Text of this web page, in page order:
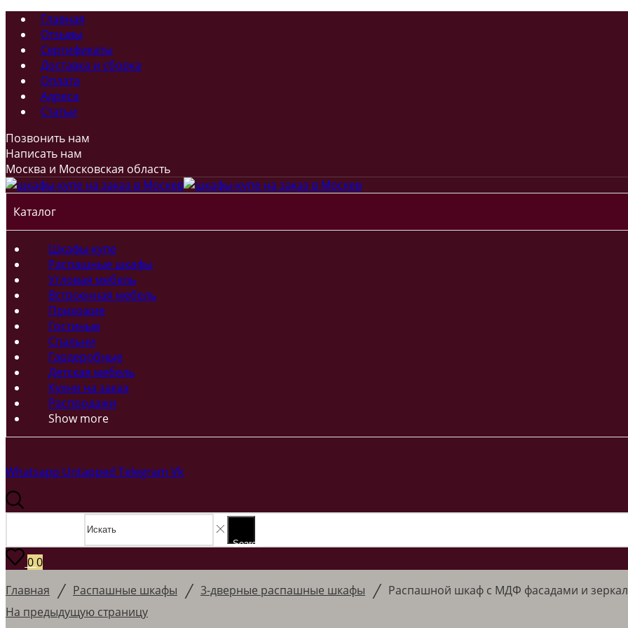
Главная
Отзывы
Сертификаты
Доставка и сборка
Оплата
Адреса
Статьи
Позвонить нам
Написать нам
Москва и Московская область
Каталог
Шкафы-купе
Распашные шкафы
Угловая мебель
Встроенная мебель
Прихожие
Гостиные
Спальни
Гардеробные
Детская мебель
Кухни на заказ
Распродажи
Show more
Whatsapp Untapped Telegram Vk
Search
00
Главная / Распашные шкафы / 3-дверные распашные шкафы / Распашной шкаф с МДФ фасадами и
На предыдущую страницу